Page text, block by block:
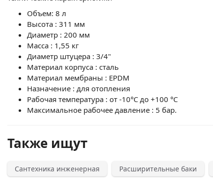
Объем: 8 л
Высота : 311 мм
Диаметр : 200 мм
Масса : 1,55 кг
Диаметр штуцера : 3/4"
Материал корпуса : сталь
Материал мембраны : EPDM
Назначение : для отопления
Рабочая температура : от -10°С до +100 °С
Максимальное рабочее давление : 5 бар.
Также ищут
Сантехника инженерная Расширительные баки